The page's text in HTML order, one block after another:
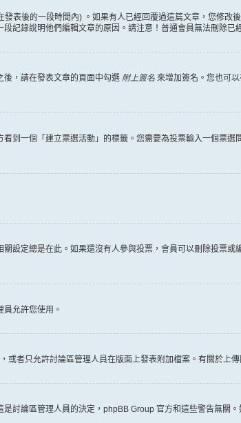
表後的一段時間內) 。如果有人已經回覆過這篇文章，您修改
記錄說明他們編輯文章的原因。請注意！普通會員無法刪除已
後，請在發表文章的頁面中勾選 附上簽名 來增加簽名。您也可
到一個「建立票選活動」的標籤。您需要為投票輸入一個票
設定總是在此。如果還沒有人參與投票，會員可以刪除投票
允許您使用。
者只允許討論區管理人員在版面上發表附加檔案。有關於上
討論區管理人員的決定，phpBB Group 官方和這些警告無關